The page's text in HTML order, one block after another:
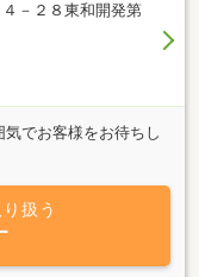
－２８東和開発第
でお客様をお待ちし
扱う